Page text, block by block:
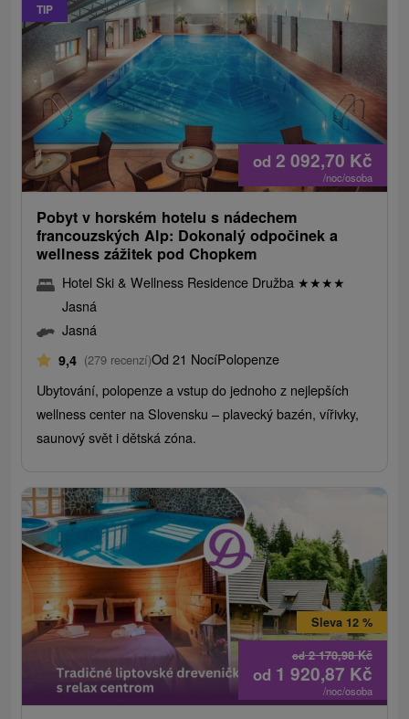
TIP
od 2 092,70 Kč
/noc/osoba
Pobyt v horském hotelu s nádechem
francouzských Alp: Dokonalý odpočinek a
wellness zážitek pod Chopkem
Hotel Ski & Wellness Residence Družba ★★★★
Jasná
Jasná
9,4 (279 recenzí)Od 21 NocíPolopenze
Ubytování, polopenze a vstup do jednoho z nejlepších
wellness center na Slovensku – plavecký bazén, vířivky,
saunový svět i dětská zóna.
od2 170,98Kč
Sleva 12 %
od 1 920,87 Kč
/noc/osoba